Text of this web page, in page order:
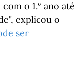
o 1.º ano até
explicou o
ser